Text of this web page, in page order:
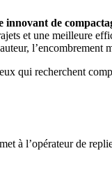
innovant de
et une meilleure
l’encombrement
qui recherchent
à l’opérateur de